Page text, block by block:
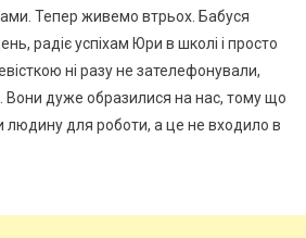
Тепер живемо втрьох. Бабуся
радіє успіхам Юри в школі і просто
ні разу не зателефонували,
Вони дуже образилися на нас, тому що
людину для роботи, а це не входило в